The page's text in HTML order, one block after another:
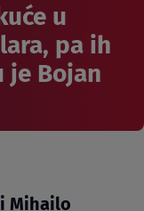
u
pa ih
je Bojan
Mihailo